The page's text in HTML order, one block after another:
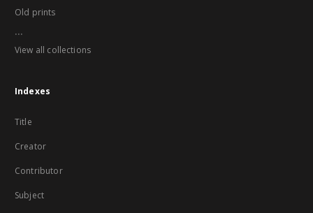
Old prints
...
View all collections
Indexes
Title
Creator
Contributor
Subject